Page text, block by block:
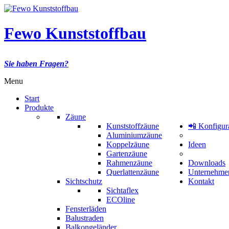
Fewo Kunststoffbau
Sie haben Fragen?
Menu
Start
Produkte
Zäune
Kunststoffzäune
Aluminiumzäune
Koppelzäune
Gartenzäune
Rahmenzäune
Querlattenzäune
Sichtschutz
Sichtaflex
ECOline
Fensterläden
Balustraden
Balkongeländer
📲
Ideen
Downloads
Kontakt